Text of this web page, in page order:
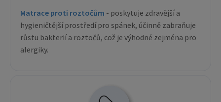
Matrace proti roztočům - poskytuje zdravější a
hygieničtější prostředí pro spánek, účinně zabraňuje
růstu bakterií a roztočů, což je výhodné zejména pro
alergiky.